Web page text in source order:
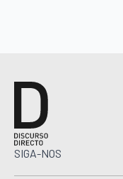
SIGA-NOS